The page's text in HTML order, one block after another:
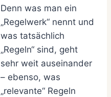
Denn was man ein
„Regelwerk“ nennt und
was tatsächlich
„Regeln“ sind, geht
sehr weit auseinander
– ebenso, was
„relevante“ Regeln